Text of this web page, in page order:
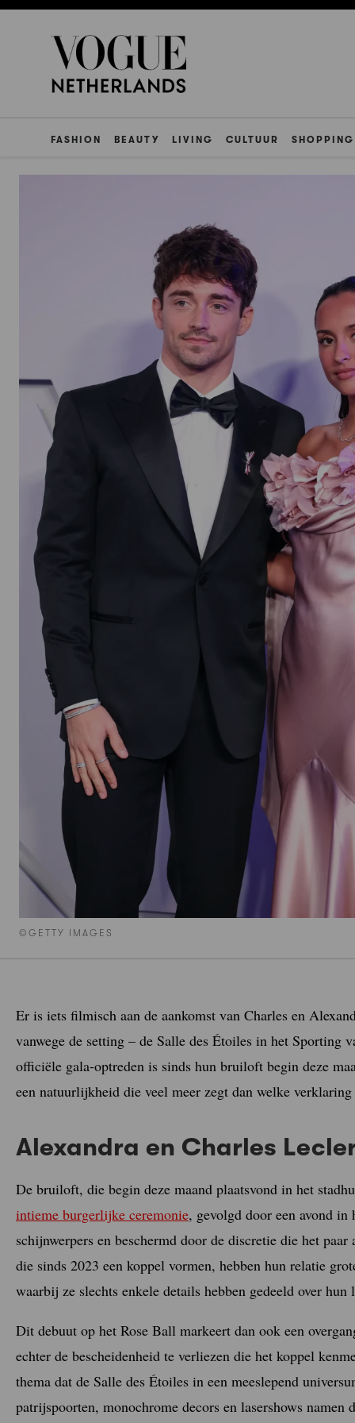
FASHION BEAUTY LIVING CULTUUR SHOPPING
©GETTY IMAGES
Er is iets filmisch aan de aankomst van Charles en
vanwege de setting – de Salle des Étoiles in het Sporting
officiële gala-optreden is sinds hun bruiloft begin deze
een natuurlijkheid die veel meer zegt dan welke verklaring
Alexandra en Charles
De bruiloft, die begin deze maand plaatsvond in het
intieme burgerlijke ceremonie, gevolgd door een avond
schijnwerpers en beschermd door de discretie die het
die sinds 2023 een koppel vormen, hebben hun relatie
waarbij ze slechts enkele details hebben gedeeld over hun
Dit debuut op het Rose Ball markeert dan ook een
echter de bescheidenheid te verliezen die het koppel
thema dat de Salle des Étoiles in een meeslepend
patrijspoorten, monochrome decors en lasershows namen